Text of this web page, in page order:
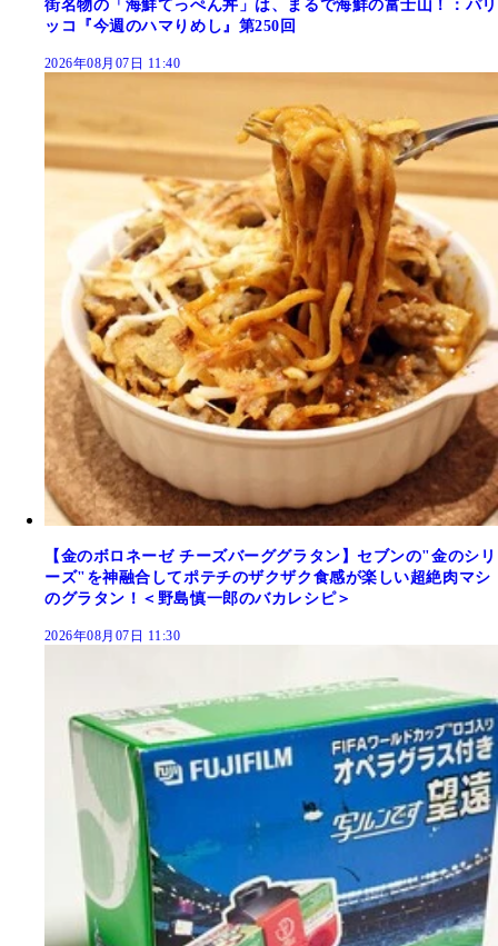
街名物の「海鮮てっぺん丼」は、まるで海鮮の富士山！：パリ
ッコ『今週のハマりめし』第250回
2026年08月07日 11:40
【金のボロネーゼ チーズバーググラタン】セブンの"金のシリ
ーズ"を神融合してポテチのザクザク食感が楽しい超絶肉マシ
のグラタン！＜野島慎一郎のバカレシピ＞
2026年08月07日 11:30